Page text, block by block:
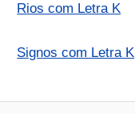
Rios com Letra K
Signos com Letra K